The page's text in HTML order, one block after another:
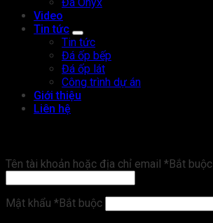
Video
Tin tức
Tin tức
Đá ốp bếp
Đá ốp lát
Công trình dự án
Giới thiệu
Liên hệ
Tên tài khoản hoặc địa chỉ email *Bắt buộc
Mật khẩu *Bắt buộc